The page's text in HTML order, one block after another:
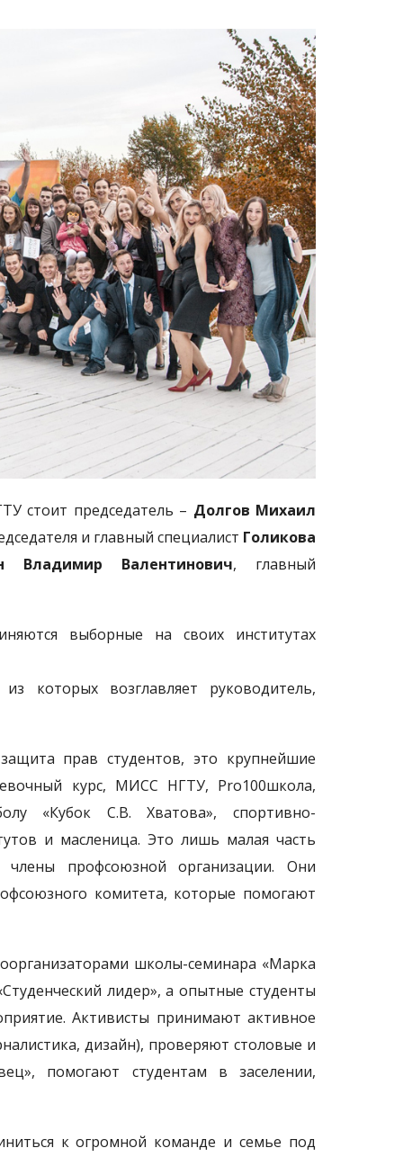
стоит председатель – Долгов Михаил
и главный специалист Голикова
Владимир Валентинович, главный
выборные на своих институтах
возглавляет руководитель,
прав студентов, это крупнейшие
курс, МИСС НГТУ, Pro100школа,
«Кубок С.В. Хватова», спортивно-
и масленица. Это лишь малая часть
профсоюзной организации. Они
комитета, которые помогают
школы-семинара «Марка
лидер», а опытные студенты
Активисты принимают активное
дизайн), проверяют столовые и
помогают студентам в заселении,
к огромной команде и семье под